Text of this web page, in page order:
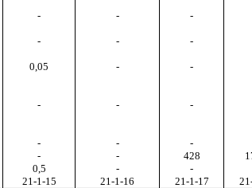
- - -
- - -
0,05 - -
- - -
- - -
- - 428
0,5 - -
21-1-15 21-1-16 21-1-17